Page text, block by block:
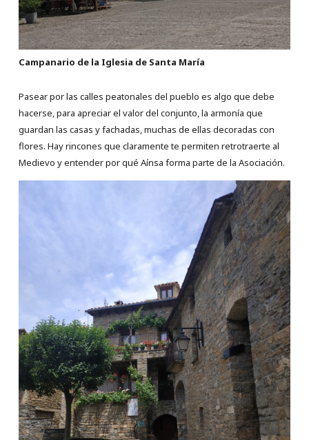
Campanario de la Iglesia de Santa María
Pasear por las calles peatonales del pueblo es algo que debe
hacerse, para apreciar el valor del conjunto, la armonía que
guardan las casas y fachadas, muchas de ellas decoradas con
flores. Hay rincones que claramente te permiten retrotraerte al
Medievo y entender por qué Aínsa forma parte de la Asociación.